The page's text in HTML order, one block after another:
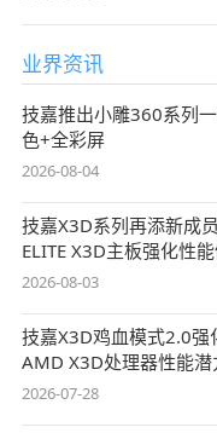
业界资讯
技嘉推出小雕360系列
色+全彩屏
2026-08-04
技嘉X3D系列再添新成
ELITE X3D主板强化性
2026-08-03
技嘉X3D鸡血模式2.0强
AMD X3D处理器性能潜
2026-07-28